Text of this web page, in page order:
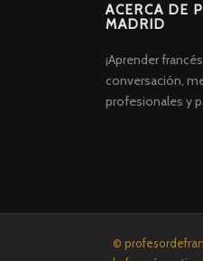
ACERCA DE
MADRID
¡Aprender
conversación,
profesionales y
©
Screenr